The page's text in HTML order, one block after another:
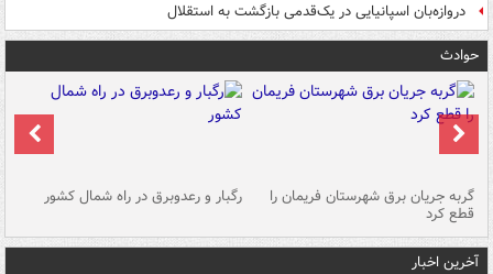
دروازه‌بان اسپانیایی در یک‌قدمی بازگشت به استقلال
حوادث
گربه جریان برق شهرستان فریمان را
قطع کرد
رگبار و رعدوبرق در راه شمال کشور
آخرین اخبار